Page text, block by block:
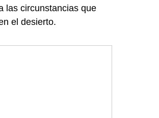
las circunstancias que
el desierto.